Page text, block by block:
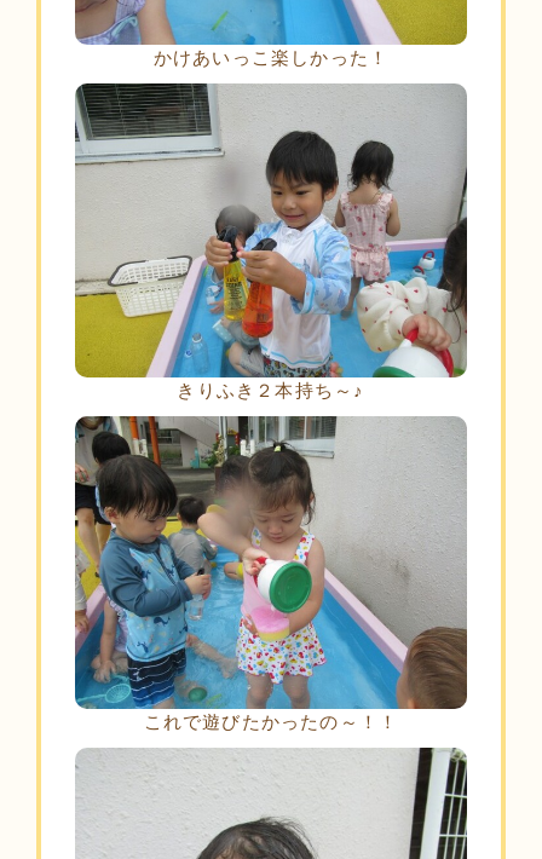
かけあいっこ楽しかった！
きりふき２本持ち～♪
これで遊びたかったの～！！